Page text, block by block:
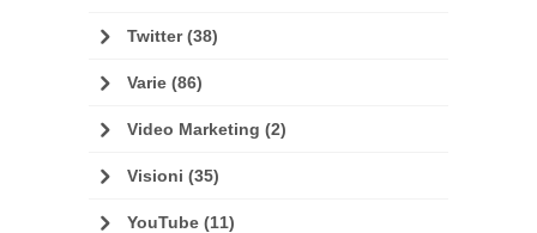
Twitter(38)
Varie (86)
Video Marketing (2)
Visioni (35)
YouTube (11)